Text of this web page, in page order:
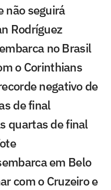
não seguirá
Rodríguez
no Brasil
o Corinthians
negativo de
de final
quartas de final
em Belo
com o Cruzeiro e